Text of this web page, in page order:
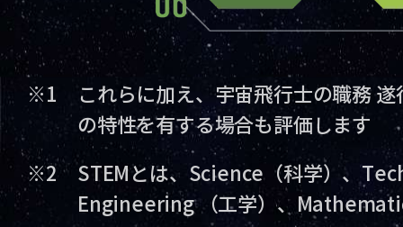
※1
これらに加え、宇宙飛行士の職務
の特性を有する場合も評価します
※2
STEMとは、Science（科学）、
Engineering （工学）、